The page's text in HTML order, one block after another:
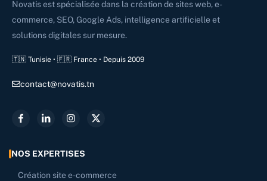
Novatis est spécialisée dans la création de sites web, e-
commerce, SEO, Google Ads, intelligence artificielle et
solutions digitales sur mesure.
🇹🇳 Tunisie • 🇫🇷 France • Depuis 2009
contact@novatis.tn
NOS EXPERTISES
Création site e-commerce